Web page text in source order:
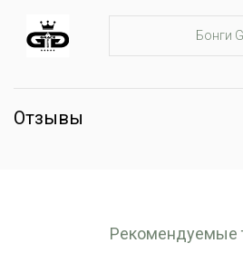
Бонги
Отзывы
Рекомендуемые